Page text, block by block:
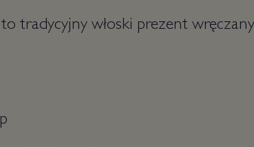
tradycyjny włoski prezent